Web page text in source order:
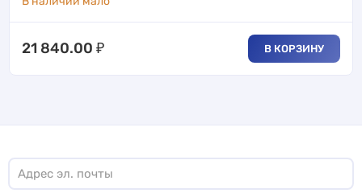
21 840.00 ₽ В КОРЗИНУ